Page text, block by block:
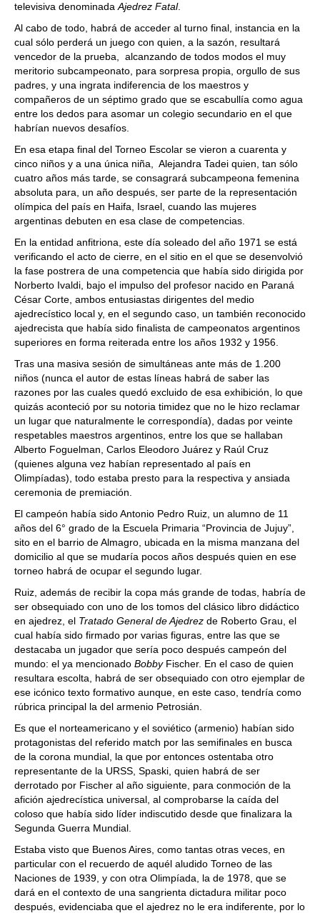
televisiva denominada Ajedrez Fatal.
Al cabo de todo, habrá de acceder al turno final, instancia en la
cual sólo perderá un juego con quien, a la sazón, resultará
vencedor de la prueba, alcanzando de todos modos el muy
meritorio subcampeonato, para sorpresa propia, orgullo de sus
padres, y una ingrata indiferencia de los maestros y
compañeros de un séptimo grado que se escabullía como agua
entre los dedos para asomar un colegio secundario en el que
habrían nuevos desafíos.
En esa etapa final del Torneo Escolar se vieron a cuarenta y
cinco niños y a una única niña, Alejandra Tadei quien, tan sólo
cuatro años más tarde, se consagrará subcampeona femenina
absoluta para, un año después, ser parte de la representación
olímpica del país en Haifa, Israel, cuando las mujeres
argentinas debuten en esa clase de competencias.
En la entidad anfitriona, este día soleado del año 1971 se está
verificando el acto de cierre, en el sitio en el que se desenvolvió
la fase postrera de una competencia que había sido dirigida por
Norberto Ivaldi, bajo el impulso del profesor nacido en Paraná
César Corte, ambos entusiastas dirigentes del medio
ajedrecístico local y, en el segundo caso, un también reconocido
ajedrecista que había sido finalista de campeonatos argentinos
superiores en forma reiterada entre los años 1932 y 1956.
Tras una masiva sesión de simultáneas ante más de 1.200
niños (nunca el autor de estas líneas habrá de saber las
razones por las cuales quedó excluido de esa exhibición, lo que
quizás aconteció por su notoria timidez que no le hizo reclamar
un lugar que naturalmente le correspondía), dadas por veinte
respetables maestros argentinos, entre los que se hallaban
Alberto Foguelman, Carlos Eleodoro Juárez y Raúl Cruz
(quienes alguna vez habían representado al país en
Olimpíadas), todo estaba presto para la respectiva y ansiada
ceremonia de premiación.
El campeón había sido Antonio Pedro Ruiz, un alumno de 11
años del 6° grado de la Escuela Primaria “Provincia de Jujuy”,
sito en el barrio de Almagro, ubicada en la misma manzana del
domicilio al que se mudaría pocos años después quien en ese
torneo habrá de ocupar el segundo lugar.
Ruiz, además de recibir la copa más grande de todas, habría de
ser obsequiado con uno de los tomos del clásico libro didáctico
en ajedrez, el Tratado General de Ajedrez de Roberto Grau, el
cual había sido firmado por varias figuras, entre las que se
destacaba un jugador que sería poco después campeón del
mundo: el ya mencionado BobbyFischer. En el caso de quien
resultara escolta, habrá de ser obsequiado con otro ejemplar de
ese icónico texto formativo aunque, en este caso, tendría como
rúbrica principal la del armenio Petrosián.
Es que el norteamericano y el soviético (armenio) habían sido
protagonistas del referido match por las semifinales en busca
de la corona mundial, la que por entonces ostentaba otro
representante de la URSS, Spaski, quien habrá de ser
derrotado por Fischer al año siguiente, para conmoción de la
afición ajedrecística universal, al comprobarse la caída del
coloso que había sido líder indiscutido desde que finalizara la
Segunda Guerra Mundial.
Estaba visto que Buenos Aires, como tantas otras veces, en
particular con el recuerdo de aquél aludido Torneo de las
Naciones de 1939, y con otra Olimpíada, la de 1978, que se
dará en el contexto de una sangrienta dictadura militar poco
después, evidenciaba que el ajedrez no le era indiferente, por lo